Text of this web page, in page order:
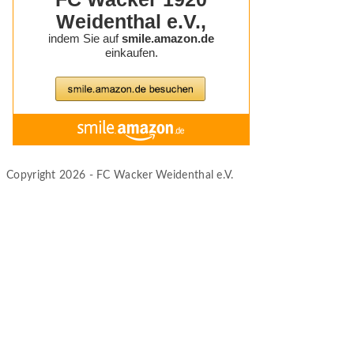
Copyright 2026 - FC Wacker Weidenthal e.V.